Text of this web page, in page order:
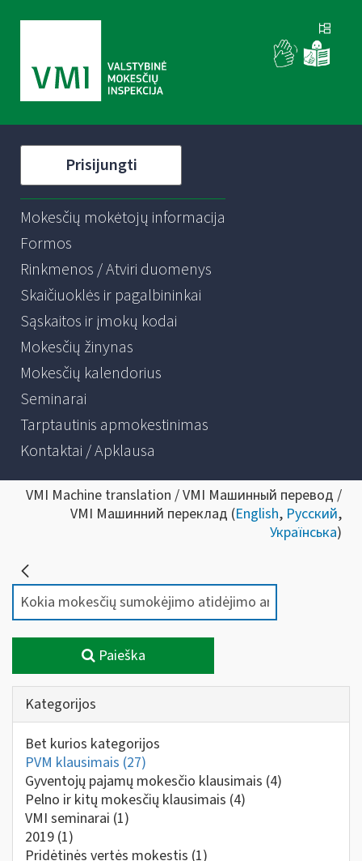
Prisijungti
Mokesčių mokėtojų informacija
Formos
Rinkmenos / Atviri duomenys
Skaičiuoklės ir pagalbininkai
Sąskaitos ir įmokų kodai
Mokesčių žinynas
Mokesčių kalendorius
Seminarai
Tarptautinis apmokestinimas
Kontaktai / Apklausa
VMI Machine translation / VMI Машинный перевод /
VMI Машинний переклад (English, Русский,
Українська)
Paieška
Kategorijos
Bet kurios kategorijos
PVM klausimais (27)
Gyventojų pajamų mokesčio klausimais (4)
Pelno ir kitų mokesčių klausimais (4)
VMI seminarai (1)
2019 (1)
Pridėtinės vertės mokestis (1)